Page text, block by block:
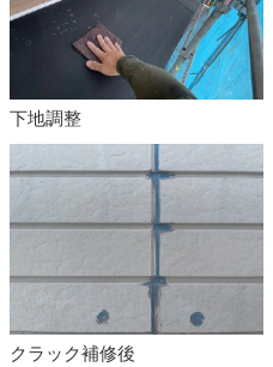
下地調整
クラック補修後